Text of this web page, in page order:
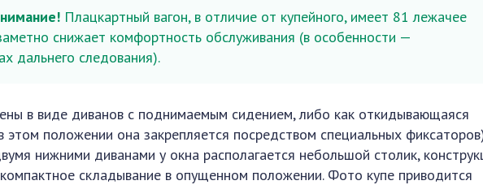
Плацкартный вагон, в отличие от купейного, имеет 81 лежачее
снижает комфортность обслуживания (в особенности —
дальнего следования).
в виде диванов с поднимаемым сидением, либо как откидывающаяся
этом положении она закрепляется посредством специальных
нижними диванами у окна располагается небольшой столик,
складывание в опущенном положении. Фото купе приводится